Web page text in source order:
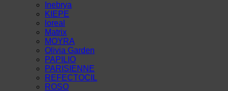
Inebrya
KIEPE
loreal
Matrix
MOYRA
Olivia Garden
PAPILIO
PARISIENNE
REFECTOCIL
ROSO